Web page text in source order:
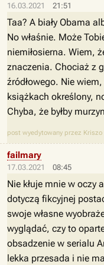
16.03.2021 21:51
Taa? A biały Obama
No właśnie. Może
niemiłosierna. Wiem,
znaczenia. Chociaż z
źródłowego. Nie
książkach określony,
Chyba, że byłby
post wyedytowany przez Kriszo
17.03.2021 08:45
failmary
Nie kłuje mnie w oczy
dotyczą fikcyjnej
swoje własne
wyglądać, czy to
obsadzenie w serialu
lekka przesada i nie